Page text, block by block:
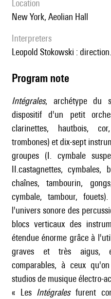
location
New York, Aeolian Hall
interpreters
Leopold Stokowski : direction.
Program note
Intégrales, archétype du
dispositif d'un petit
clarinettes, hautbois,
trombones) et dix-sept
groupes (I. cymbale
II.castagnettes,
chaînes, tambourin,
cymbale, tambour,
l'univers sonore des
blocs verticaux des
étendue énorme grâce à
graves et très aigus,
comparables, à ceux
studios de musique électro-
« Les Intégralesfurent